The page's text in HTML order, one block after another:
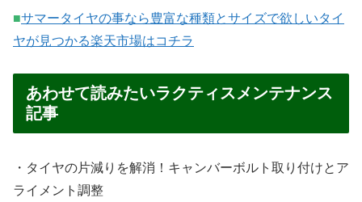
■サマータイヤの事なら豊富な種類とサイズで欲しいタイ
ヤが見つかる楽天市場はコチラ
あわせて読みたいラクティスメンテナンス
記事
・タイヤの片減りを解消！キャンバーボルト取り付けとア
ライメント調整